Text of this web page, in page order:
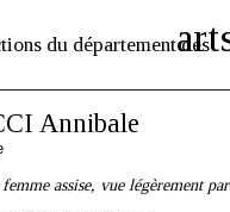
du département des
Annibale
assise, vue légèrement par